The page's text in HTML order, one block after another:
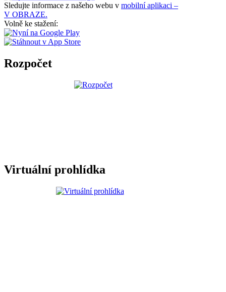
Sledujte informace z našeho webu v mobilní aplikaci –
V OBRAZE.
Volně ke stažení:
Rozpočet
Virtuální prohlídka